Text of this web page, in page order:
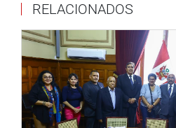
Gestión del Suelo en el Perú“.
Finalmente, a las 18.30 horas
Congreso de la República
“Filosofía, Crítica y
Bondy”, de la autora Adriana
en la sala Grau del Palacio
RELACIONADOS